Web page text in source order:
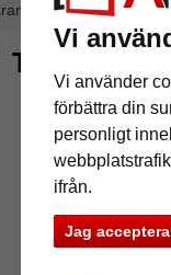
Vi
Vi använder
förbättra din
personligt
ifrån.
Jag
Peneda
Träram